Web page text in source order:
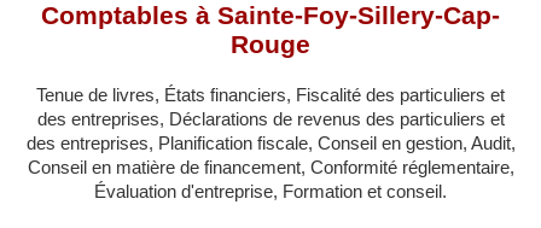
LAVAL
ZONE COMPTABLE▼
Comptables à Sainte-Foy-Sillery-Cap-
Rouge
Tenue de livres, États financiers, Fiscalité des particuliers et
des entreprises, Déclarations de revenus des particuliers et
des entreprises, Planification fiscale, Conseil en gestion, Audit,
Conseil en matière de financement, Conformité réglementaire,
Évaluation d'entreprise, Formation et conseil.